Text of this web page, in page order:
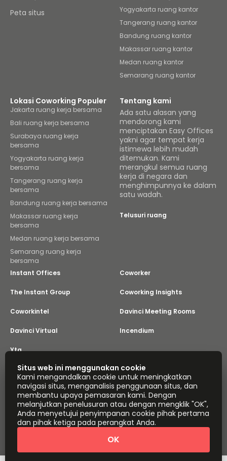
Peta situs
Yogyakarta ruang kantor
Tangerang ruang kantor
Bandung ruang kantor
Makassar ruang kantor
Medan ruang kantor
Semarang ruang kantor
Lokasi Coworking Populer
Jakarta ruang kerja bersama
Bali ruang kerja bersama
Surabaya ruang kerja
bersama
Yogyakarta ruang kerja
bersama
Tangerang ruang kerja
bersama
Bandung ruang kerja bersama
Makassar ruang kerja
bersama
Medan ruang kerja bersama
Semarang ruang kerja
bersama
Tentang kami
Ada satu alasan yang
mendorong kami
menciptakan Easy Offices
yakni agar tempat kerja
istimewa lebih mudah
ditemukan. Kami
merangkul semua ruang
kerja di negara dan
menghimpunnya ke dalam
satu wadah.
Telusuri ruang
Instant Offices Coworker
The Instant Group Coworking Insights
Coworkintel Davinci Meeting Rooms
Davinci Virtual Incendium
Yta
Instant Group
Peta situs Ketentuan
Privasi
Pernyataan Mengenai Perbudakan Modern
Pengaturan Cookie
Tentang
Hak Cipta © 2026 Easy Offices. Hak cipta dilindungi
Undang-Undang.
Situs web ini menggunakan cookie
Kami mengandalkan cookie untuk meningkatkan
navigasi situs, menganalisis penggunaan situs, dan
membantu upaya pemasaran kami. Dengan
melanjutkan penelusuran atau dengan mengklik "OK",
Anda menyetujui penyimpanan cookie pihak pertama
dan pihak ketiga pada perangkat Anda.
OK